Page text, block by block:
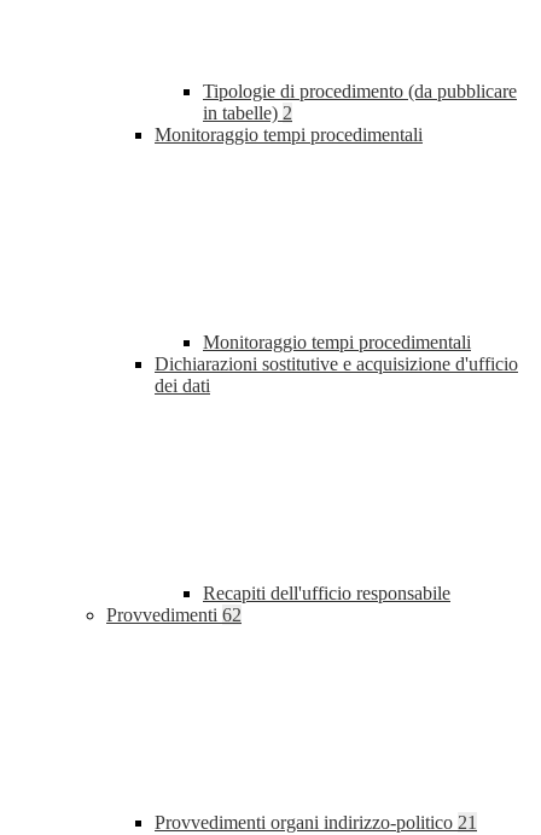
Tipologie di procedimento (da pubblicare
in tabelle) 2
Monitoraggio tempi procedimentali
Monitoraggio tempi procedimentali
Dichiarazioni sostitutive e acquisizione d'ufficio
dei dati
Recapiti dell'ufficio responsabile
Provvedimenti 62
Provvedimenti organi indirizzo-politico 21